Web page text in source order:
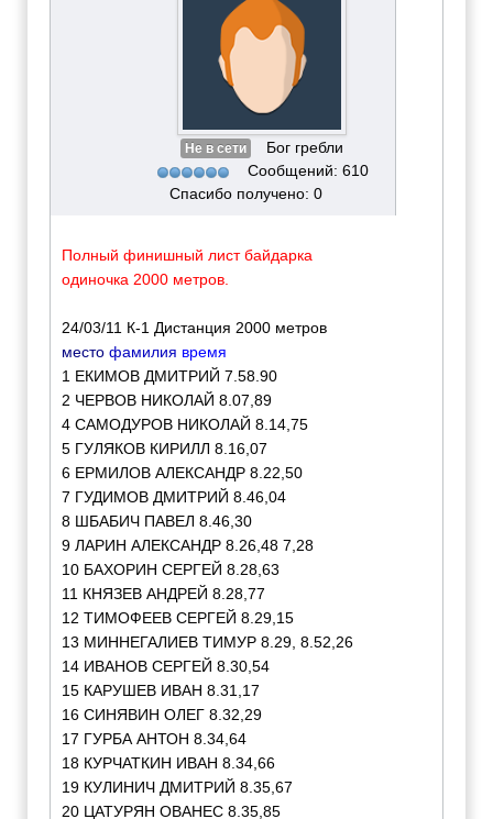
Не в сети
Бог гребли
Сообщений: 610
Спасибо получено: 0
Полный финишный лист байдарка
одиночка 2000 метров.
24/03/11 К-1 Дистанция 2000 метров
место фамилия время
1 ЕКИМОВ ДМИТРИЙ 7.58.90
2 ЧЕРВОВ НИКОЛАЙ 8.07,89
4 САМОДУРОВ НИКОЛАЙ 8.14,75
5 ГУЛЯКОВ КИРИЛЛ 8.16,07
6 ЕРМИЛОВ АЛЕКСАНДР 8.22,50
7 ГУДИМОВ ДМИТРИЙ 8.46,04
8 ШБАБИЧ ПАВЕЛ 8.46,30
9 ЛАРИН АЛЕКСАНДР 8.26,48 7,28
10 БАХОРИН СЕРГЕЙ 8.28,63
11 КНЯЗЕВ АНДРЕЙ 8.28,77
12 ТИМОФЕЕВ СЕРГЕЙ 8.29,15
13 МИННЕГАЛИЕВ ТИМУР 8.29, 8.52,26
14 ИВАНОВ СЕРГЕЙ 8.30,54
15 КАРУШЕВ ИВАН 8.31,17
16 СИНЯВИН ОЛЕГ 8.32,29
17 ГУРБА АНТОН 8.34,64
18 КУРЧАТКИН ИВАН 8.34,66
19 КУЛИНИЧ ДМИТРИЙ 8.35,67
20 ЦАТУРЯН ОВАНЕС 8.35,85